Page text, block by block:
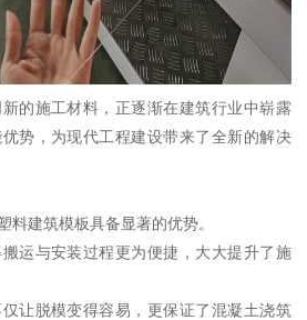
的施工材料，正逐渐在建筑行业中崭露
势，为现代工程建设带来了全新的解决
料建筑模板具备显著的优势。
运与安装过程更为便捷，大大提升了施
让脱模变得容易，更保证了混凝土浇筑